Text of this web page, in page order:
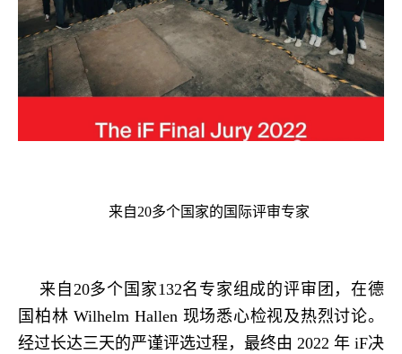
来自20多个国家的国际评审专家
来自20多个国家132名专家组成的评审团，在德
国柏林 Wilhelm Hallen 现场悉心检视及热烈讨论。
经过长达三天的严谨评选过程，最终由 2022 年 iF决